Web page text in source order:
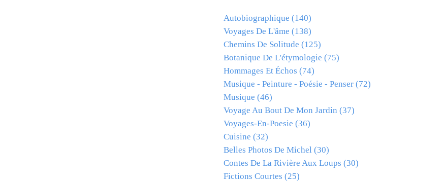
Autobiographique (140)
Voyages De L'âme (138)
Chemins De Solitude (125)
Botanique De L'étymologie (75)
Hommages Et Échos (74)
Musique - Peinture - Poésie - Penser (72)
Musique (46)
Voyage Au Bout De Mon Jardin (37)
Voyages-En-Poesie (36)
Cuisine (32)
Belles Photos De Michel (30)
Contes De La Rivière Aux Loups (30)
Fictions Courtes (25)